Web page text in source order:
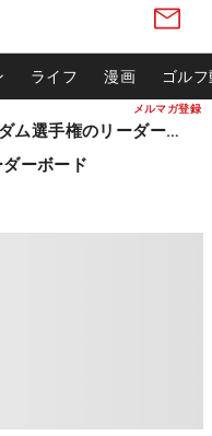
メルマガ登録
ライフ 漫画 ゴル
松山英樹ら出場 ウィンダム選手権のリーダーボード
ーボード